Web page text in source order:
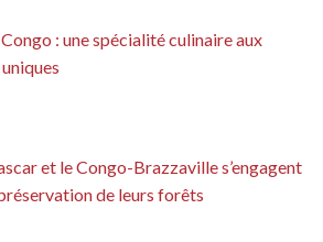
: une spécialité culinaire aux
et le Congo-Brazzaville s’engagent
de leurs forêts